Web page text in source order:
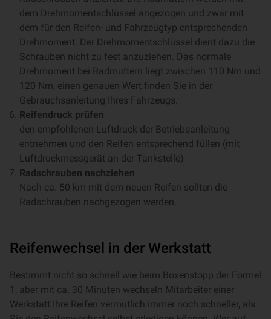
dem Drehmomentschlüssel angezogen und zwar mit
dem für den Reifen- und Fahrzeugtyp entsprechenden
Drehmoment. Der Drehmomentschlüssel dient dazu die
Schrauben nicht zu fest anzuziehen. Das normale
Drehmoment bei Radmuttern liegt zwischen 110 Nm und
120 Nm, einen genauen Wert finden Sie in der
Gebrauchsanleitung Ihres Fahrzeugs.
Reifendruck prüfen
den empfohlenen Luftdruck der Betriebsanleitung
entnehmen und den Reifen entsprechend füllen (mit
Luftdruckmessgerät an der Tankstelle)
Radschrauben nachziehen
Nach ca. 50 km mit dem neuen Reifen sollten die
Radschrauben nachgezogen werden.
Reifenwechsel in der Werkstatt
Bestimmt nicht so schnell wie beim Boxenstopp der Formel
1, aber mit ca. 30 Minuten wechseln Mitarbeiter einer
Werkstatt Ihre Reifen vermutlich immer noch schneller, als